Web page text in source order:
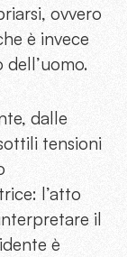
ovvero
è invece
dalle
tensioni
l’atto
il
è